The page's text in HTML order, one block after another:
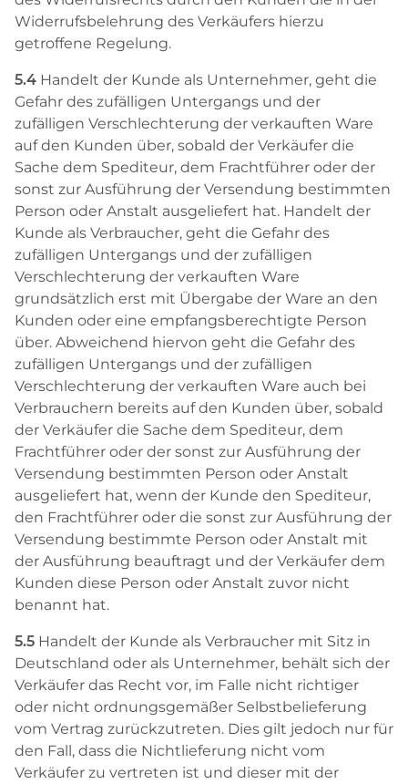
Widerrufsbelehrung des Verkäufers hierzu
getroffene Regelung.
5.4 Handelt der Kunde als Unternehmer, geht die
Gefahr des zufälligen Untergangs und der
zufälligen Verschlechterung der verkauften Ware
auf den Kunden über, sobald der Verkäufer die
Sache dem Spediteur, dem Frachtführer oder der
sonst zur Ausführung der Versendung bestimmten
Person oder Anstalt ausgeliefert hat. Handelt der
Kunde als Verbraucher, geht die Gefahr des
zufälligen Untergangs und der zufälligen
Verschlechterung der verkauften Ware
grundsätzlich erst mit Übergabe der Ware an den
Kunden oder eine empfangsberechtigte Person
über. Abweichend hiervon geht die Gefahr des
zufälligen Untergangs und der zufälligen
Verschlechterung der verkauften Ware auch bei
Verbrauchern bereits auf den Kunden über, sobald
der Verkäufer die Sache dem Spediteur, dem
Frachtführer oder der sonst zur Ausführung der
Versendung bestimmten Person oder Anstalt
ausgeliefert hat, wenn der Kunde den Spediteur,
den Frachtführer oder die sonst zur Ausführung der
Versendung bestimmte Person oder Anstalt mit
der Ausführung beauftragt und der Verkäufer dem
Kunden diese Person oder Anstalt zuvor nicht
benannt hat.
5.5 Handelt der Kunde als Verbraucher mit Sitz in
Deutschland oder als Unternehmer, behält sich der
Verkäufer das Recht vor, im Falle nicht richtiger
oder nicht ordnungsgemäßer Selbstbelieferung
vom Vertrag zurückzutreten. Dies gilt jedoch nur für
den Fall, dass die Nichtlieferung nicht vom
Verkäufer zu vertreten ist und dieser mit der